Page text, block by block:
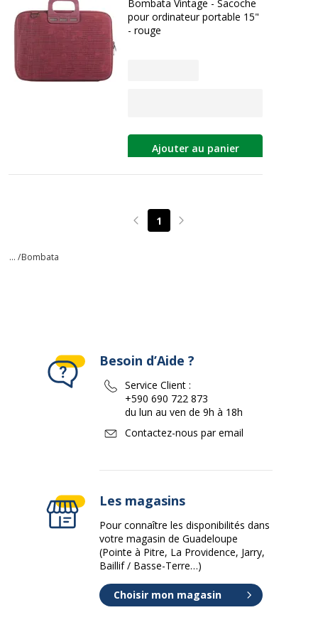
Bombata Vintage - Sacoche
pour ordinateur portable 15"
- rouge
Ajouter au panier
Page précédente
1 Page suivante
... /Bombata
Besoin d’Aide ?
Service Client :
+590 690 722 873
du lun au ven de 9h à 18h
Contactez-nous par email
Les magasins
Pour connaître les disponibilités dans
votre magasin de Guadeloupe
(Pointe à Pitre, La Providence, Jarry,
Baillif / Basse-Terre…)
Choisir mon magasin